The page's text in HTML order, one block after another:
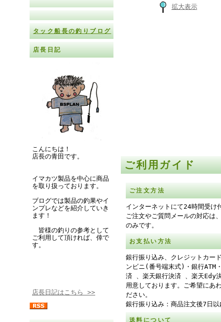
タック船長の釣りブログ
店長日記
こんにちは！
店長の青田です。
イマカツ製品を中心に商品
を取り扱っております。
ブログでは製品の釣果やイ
ンプレなどを紹介していき
ます！
皆様の釣りの参考として
ご利用して頂ければ、倖で
す。
店長日記はこちら >>
拡大表示
ご利用ガイド
ご注文方法
インターネットにて24時間受け
ご注文やご質問メールの対応は
のみです。
お支払い方法
銀行振り込み、クレジットカー
ンビニ(番号端末式)・銀行ATM
済 、楽天銀行決済 、楽天Edy
用意しております。ご希望にあ
ださい。
銀行振り込み：商品注文後7日以
送料について